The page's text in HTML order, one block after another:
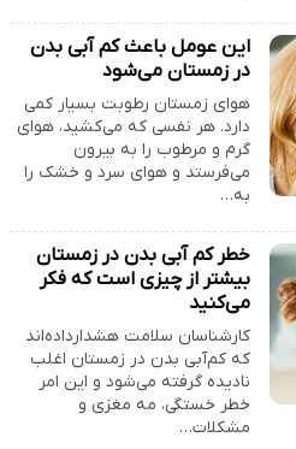
این عومل باعث کم آبی بدن
در زمستان می‌شود
هوای زمستان رطوبت بسیار کمی
دارد. هر نفسی که می‌کشید، هوای
گرم و مرطوب را به بیرون
می‌فرستد و هوای سرد و خشک را
به…
خطر کم آبی بدن در زمستان
بیشتر از چیزی است که فکر
می‌کنید
کارشناسان سلامت هشدارداده‌اند
که کم‌آبی بدن در زمستان اغلب
نادیده گرفته می‌شود و این امر
خطر خستگی، مه‌ مغزی و
مشکلات…